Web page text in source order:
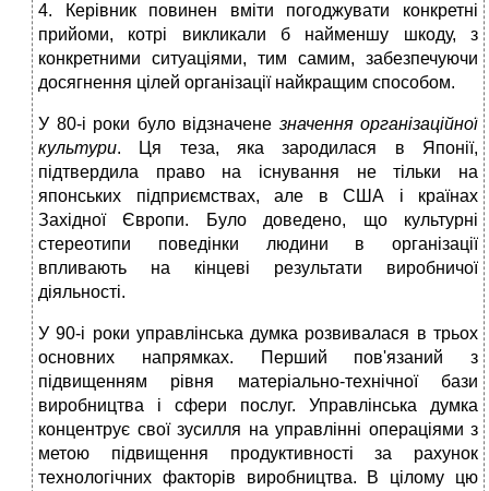
4. Керівник повинен вміти погоджувати конкретні
прийоми, котрі викликали б найменшу шкоду, з
конкретними ситуаціями, тим самим, забезпечуючи
досягнення цілей організації найкращим способом.
У 80-і роки було відзначене значення організаційної
культури. Ця теза, яка зародилася в Японії,
підтвердила право на існування не тільки на
японських підприємствах, але в США і країнах
Західної Європи. Було доведено, що культурні
стереотипи поведінки людини в організації
впливають на кінцеві результати виробничої
діяльності.
У 90-і роки управлінська думка розвивалася в трьох
основних напрямках. Перший пов'язаний з
підвищенням рівня матеріально-технічної бази
виробництва і сфери послуг. Управлінська думка
концентрує свої зусилля на управлінні операціями з
метою підвищення продуктивності за рахунок
технологічних факторів виробництва. В цілому цю